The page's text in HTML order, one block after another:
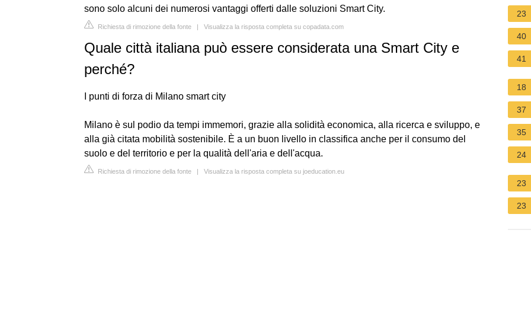
sono solo alcuni dei numerosi vantaggi offerti dalle soluzioni Smart City.
Richiesta di rimozione della fonte | Visualizza la risposta completa su copadata.com
Quale città italiana può essere considerata una Smart City e
perché?
I punti di forza di Milano smart city
Milano è sul podio da tempi immemori, grazie alla solidità economica, alla ricerca e sviluppo, e
alla già citata mobilità sostenibile. È a un buon livello in classifica anche per il consumo del
suolo e del territorio e per la qualità dell'aria e dell'acqua.
Richiesta di rimozione della fonte | Visualizza la risposta completa su joeducation.eu
23
40
41
18
37
35
24
23
23